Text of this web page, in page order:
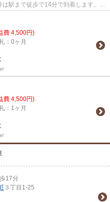
駅まで徒歩で14分で到着します。当
費 4,500円)
：0ヶ月
費 4,500円)
：1ヶ月
17分
３丁目1-25